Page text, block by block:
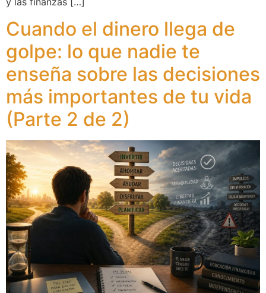
Cuando el dinero llega de
golpe: lo que nadie te
enseña sobre las decisiones
más importantes de tu vida
(Parte 2 de 2)